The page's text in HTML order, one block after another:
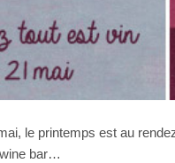
le printemps est au
bar…